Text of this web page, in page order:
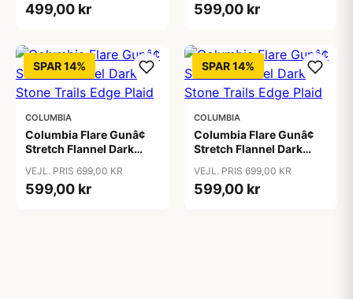
499,00 kr 599,00 kr
SPAR 14%
COLUMBIA
Columbia Flare Gunâ¢
Stretch Flannel Dark
VEJL. PRIS 699,00 KR
599,00 kr
SPAR 14%
COLUMBIA
Columbia Flare Gunâ¢
Stretch Flannel Dark
VEJL. PRIS 699,00 KR
599,00 kr